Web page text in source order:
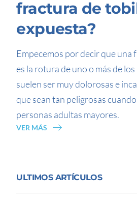
fractura de
expuesta?
Empecemos por decir que una
es la rotura de uno o más de
suelen ser muy dolorosas e
que sean tan peligrosas
personas adultas mayores.
VER MÁS
ULTIMOS ARTÍCULOS